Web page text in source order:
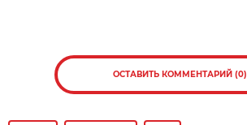
ОСТАВИТЬ КОММЕНТАРИЙ (0)